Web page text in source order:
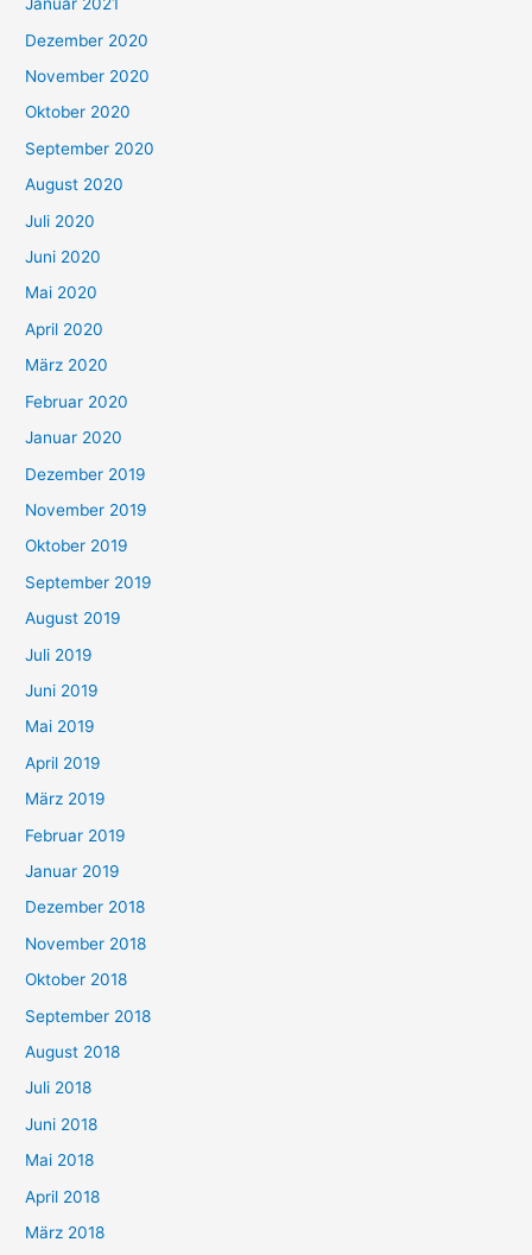
Januar 2021
Dezember 2020
November 2020
Oktober 2020
September 2020
August 2020
Juli 2020
Juni 2020
Mai 2020
April 2020
März 2020
Februar 2020
Januar 2020
Dezember 2019
November 2019
Oktober 2019
September 2019
August 2019
Juli 2019
Juni 2019
Mai 2019
April 2019
März 2019
Februar 2019
Januar 2019
Dezember 2018
November 2018
Oktober 2018
September 2018
August 2018
Juli 2018
Juni 2018
Mai 2018
April 2018
März 2018